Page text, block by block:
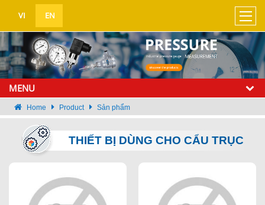
VI EN
MENU
Home Product Sản phẩm
THIẾT BỊ DÙNG CHO CẨU TRỤC
UA-138576167-1